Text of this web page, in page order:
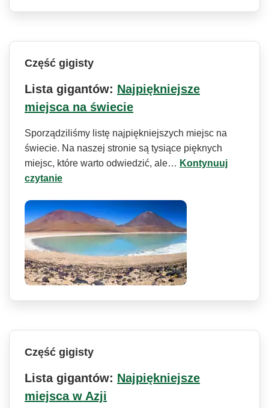
Część gigisty
Lista gigantów: Najpiękniejsze
miejsca na świecie
Sporządziliśmy listę najpiękniejszych miejsc na
świecie. Na naszej stronie są tysiące pięknych
miejsc, które warto odwiedzić, ale… Kontynuuj
czytanie
Część gigisty
Lista gigantów: Najpiękniejsze
miejsca w Azji